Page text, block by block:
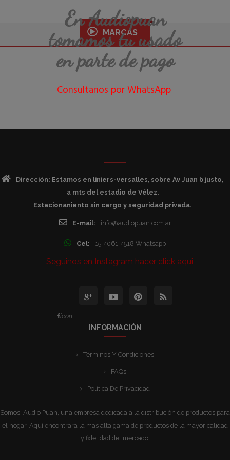
era:
2,415,000.00$.
actual
es:
1,690,000.00$.
MARCAS
Dirección: Estamos en liniers-versalles, sobre Av Juan b justo,
a mts del estadio de Vélez.
Estacionaniento sin cargo y seguridad privada.
E-mail: info@audiopuan.com.ar
Cel: 15-4061-4518 Whatsapp
Seguinos en Instagram hacer click aqui
icon
INFORMACIÓN
Términos Y Condiciones
FAQs
Política De Privacidad
Somos Audio Puan, una empresa dedicada a la distribución de productos para
el hogar. Aquí encontrara la mas alta gama de productos de la mayor calidad
y fidelidad del mercado.
En Audiopuan
tomamos tu usado
en parte de pago
Consultanos por WhatsApp